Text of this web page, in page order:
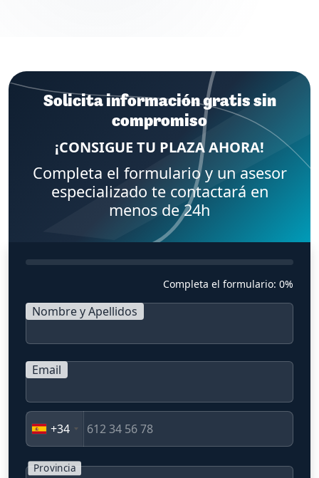
Solicita información gratis sin
compromiso
¡CONSIGUE TU PLAZA AHORA!
Completa el formulario y un asesor
especializado te contactará en
menos de 24h
Completa el formulario: 0%
Nombre y Apellidos
Email
+34
Provincia